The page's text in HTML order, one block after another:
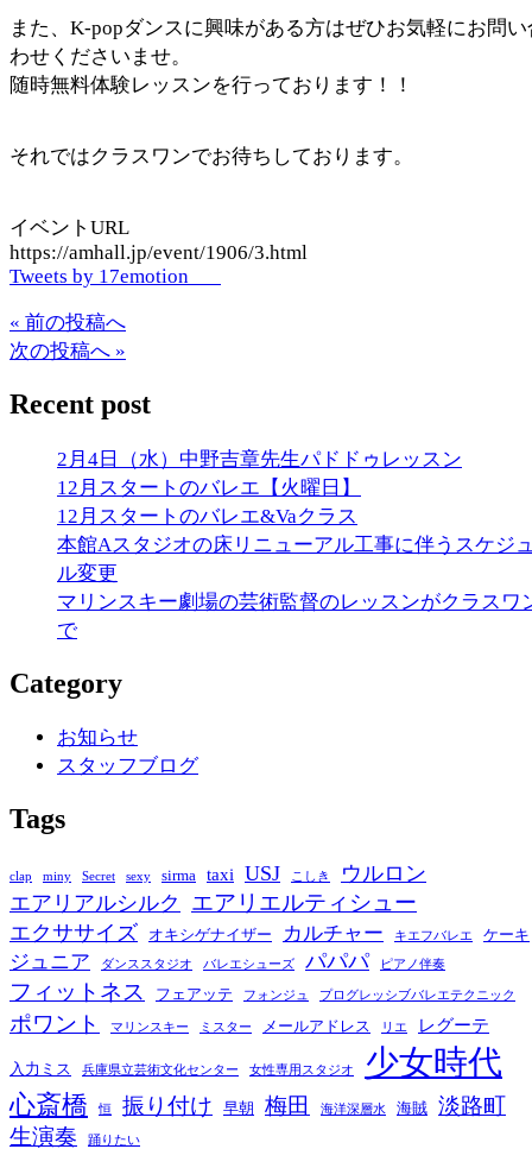
また、K-popダンスに興味がある方はぜひお気軽にお問い
わせくださいませ。
随時無料体験レッスンを行っております！！
それではクラスワンでお待ちしております。
イベントURL
https://amhall.jp/event/1906/3.html
Tweets by 17emotion___
« 前の投稿へ
次の投稿へ »
Recent post
2月4日（水）中野吉章先生パドドゥレッスン
12月スタートのバレエ【火曜日】
12月スタートのバレエ&Vaクラス
本館Aスタジオの床リニューアル工事に伴うスケジ
ル変更
マリンスキー劇場の芸術監督のレッスンがクラスワ
で
Category
お知らせ
スタッフブログ
Tags
clap miny Secret sexy sirma taxi USJ こしき
ウルロン
エアリアルシルク
エアリエルティシュー
エクササイズ オキシゲナイザー カルチャー キエフバレエ ケーキ
ジュニア ダンススタジオ バレエシューズ パパパ ピアノ伴奏
フィットネス フェアッテ フォンジュ プログレッシブバレエテクニック
ポワント マリンスキー ミスター メールアドレス リエ レグーテ
入力ミス 兵庫県立芸術文化センター 女性専用スタジオ 少女時代
心斎橋 恒 振り付け 早朝 梅田 海洋深層水 海賊 淡路町
生演奏
踊りたい